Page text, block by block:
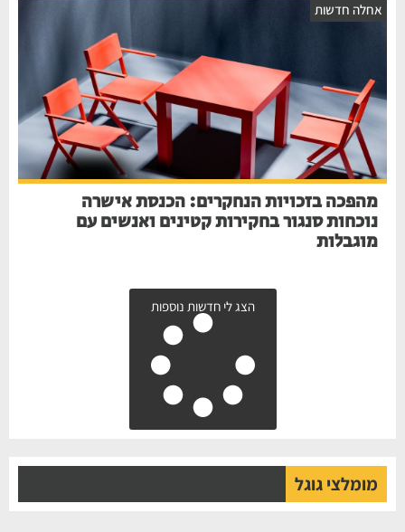
אחלה חדשות
מהפכה בזכויות הנחקרים: הכנסת אישרה
נוכחות סנגור בחקירות קטינים ואנשים עם
מוגבלות
הצג לי חדשות נוספות
מומלצי גוגל